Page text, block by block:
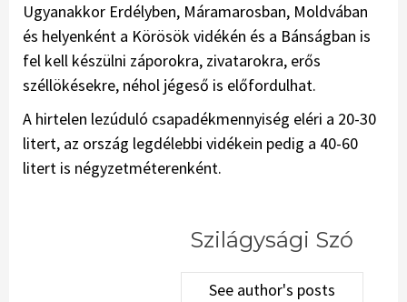
Ugyanakkor Erdélyben, Máramarosban, Moldvában
és helyenként a Körösök vidékén és a Bánságban is
fel kell készülni záporokra, zivatarokra, erős
széllökésekre, néhol jégeső is előfordulhat.
A hirtelen lezúduló csapadékmennyiség eléri a 20-30
litert, az ország legdélebbi vidékein pedig a 40-60
litert is négyzetméterenként.
Szilágysági Szó
See author's posts